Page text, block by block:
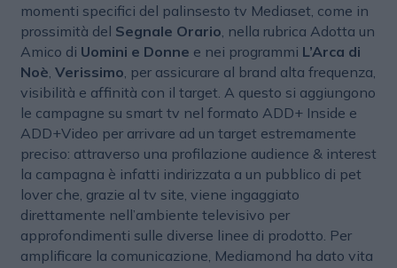
momenti specifici del palinsesto tv Mediaset, come in
prossimità del Segnale Orario , nella rubrica Adotta un
Amico di Uomini e Donne e nei programmi L’Arca di
Noè Verissimo , per assicurare al brand alta frequenza,
visibilità e affinità con il target. A questo si aggiungono
le campagne su smart tv nel formato ADD+ Inside e
ADD+Video per arrivare ad un target estremamente
preciso: attraverso una profilazione audience & interest
la campagna è infatti indirizzata a un pubblico di pet
lover che, grazie al tv site, viene ingaggiato
direttamente nell’ambiente televisivo per
approfondimenti sulle diverse linee di prodotto. Per
amplificare la comunicazione, Mediamond ha dato vita